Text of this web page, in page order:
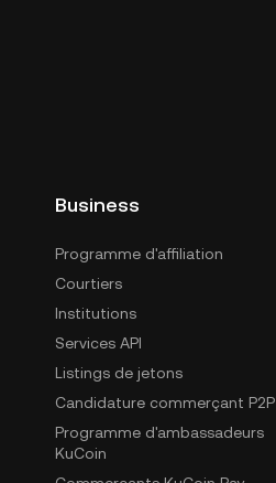
Business
Programme d'affiliation
Courtiers
Institutions
Services API
Listings de jetons
Candidature commerçant P2P
Programme d'ambassadeurs
KuCoin